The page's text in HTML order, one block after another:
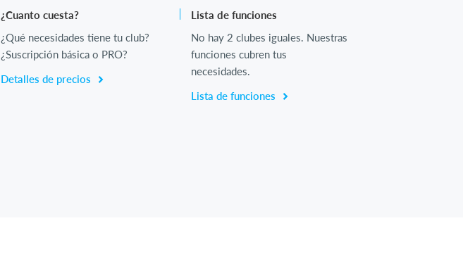
¿Cuanto cuesta?
¿Qué necesidades tiene tu club?
¿Suscripción básica o PRO?
Detalles de precios
Lista de funciones
No hay 2 clubes iguales. Nuestras
funciones cubren tus
necesidades.
Lista de funciones